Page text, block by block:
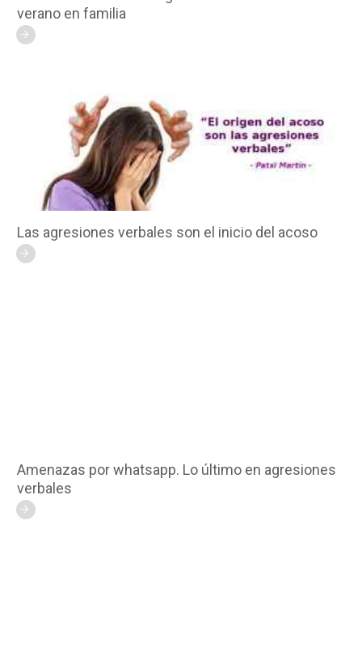
verano en familia
Las agresiones verbales son el inicio del acoso
Amenazas por whatsapp. Lo último en agresiones
verbales